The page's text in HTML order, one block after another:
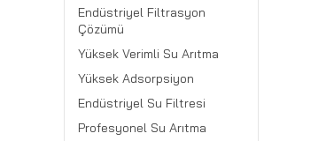
Endüstriyel Filtrasyon
Çözümü
Yüksek Verimli Su Arıtma
Yüksek Adsorpsiyon
Endüstriyel Su Filtresi
Profesyonel Su Arıtma